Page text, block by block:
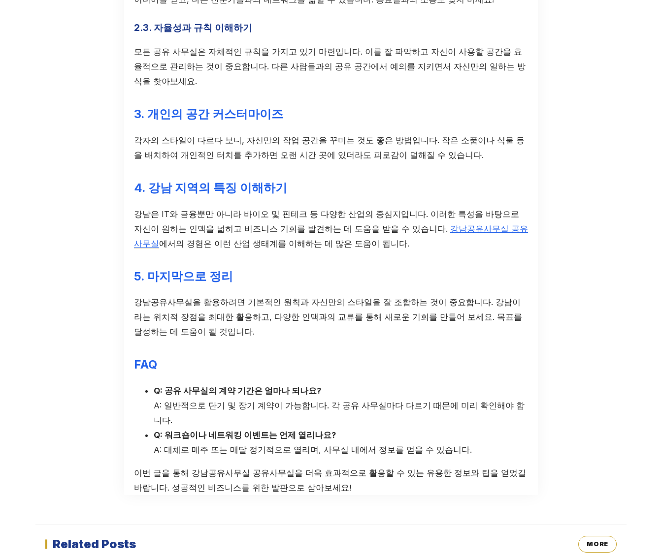
2.3. 자율성과 규칙 이해하기
모든 공유 사무실은 자체적인 규칙을 가지고 있기 마련입니다. 이를 잘 파악하고 자신이 사용할 공간을 효
율적으로 관리하는 것이 중요합니다. 다른 사람들과의 공유 공간에서 예의를 지키면서 자신만의 일하는 방
식을 찾아보세요.
3. 개인의 공간 커스터마이즈
각자의 스타일이 다르다 보니, 자신만의 작업 공간을 꾸미는 것도 좋은 방법입니다. 작은 소품이나 식물 등
을 배치하여 개인적인 터치를 추가하면 오랜 시간 곳에 있더라도 피로감이 덜해질 수 있습니다.
4. 강남 지역의 특징 이해하기
강남은 IT와 금융뿐만 아니라 바이오 및 핀테크 등 다양한 산업의 중심지입니다. 이러한 특성을 바탕으로
자신이 원하는 인맥을 넓히고 비즈니스 기회를 발견하는 데 도움을 받을 수 있습니다. 강남공유사무실 공유
사무실에서의 경험은 이런 산업 생태계를 이해하는 데 많은 도움이 됩니다.
5. 마지막으로 정리
강남공유사무실을 활용하려면 기본적인 원칙과 자신만의 스타일을 잘 조합하는 것이 중요합니다. 강남이
라는 위치적 장점을 최대한 활용하고, 다양한 인맥과의 교류를 통해 새로운 기회를 만들어 보세요. 목표를
달성하는 데 도움이 될 것입니다.
FAQ
Q: 공유 사무실의 계약 기간은 얼마나 되나요?
A: 일반적으로 단기 및 장기 계약이 가능합니다. 각 공유 사무실마다 다르기 때문에 미리 확인해야 합
니다.
Q: 워크숍이나 네트워킹 이벤트는 언제 열리나요?
A: 대체로 매주 또는 매달 정기적으로 열리며, 사무실 내에서 정보를 얻을 수 있습니다.
이번 글을 통해 강남공유사무실 공유사무실을 더욱 효과적으로 활용할 수 있는 유용한 정보와 팁을 얻었길
바랍니다. 성공적인 비즈니스를 위한 발판으로 삼아보세요!
Related Posts MORE